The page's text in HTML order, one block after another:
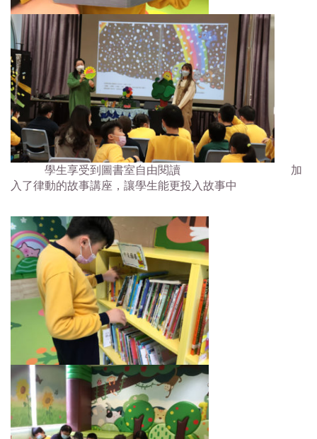
學生享受到圖書室自由閱讀 加
入了律動的故事講座，讓學生能更投入故事中